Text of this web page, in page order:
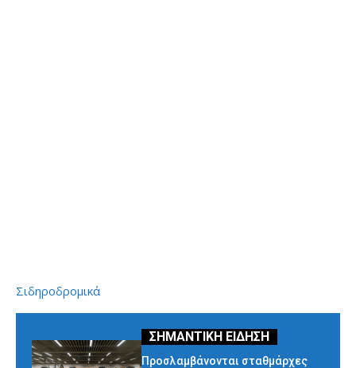
Σιδηροδρομικά
Προσλαμβάνονται σταθμάρχες